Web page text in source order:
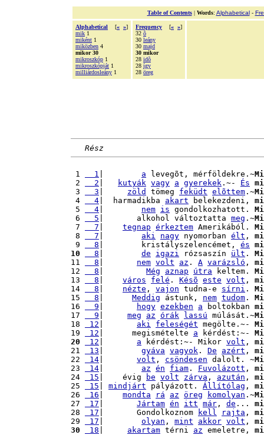
Table of Contents| Words: Alphabetical-
Alphabetical [« »]
mik 1
miként 1
miközben 4
mikor 30
mikroszkóp 1
mikroszkópját 1
milliárdosleány 1
Frequency [« »]
32 õ
30 leány
30 majd
30 mikor
28 idõ
28 így
28 öreg
Rész
1
  1
a levegõt, mérföldekre.~
2
  2
kutyák vagy a gyerekek .~- És
3
  3
zöld tömeg feküdt elõttem .~
4
  4
|  harmadikba akart belekezdeni,
5
  4
nem is gondolkozhatott.
6
  5
|       alkohol változtatta meg .~
7
  7
tegnap érkeztem Amerikából.
8
  7
aki nagy nyomorban élt ,
9
  8
|        kristályszelencémet, és
10
  8
de igazi rózsaszín ült .
11
  8
nem volt az . A varázsló ,
12
  8
Még aznap útra keltem.
13
  8
város felé . Késõ este volt ,
14
  8
nézte , vajon tudna-e sírni .
15
  8
Meddig ástunk, nem tudom .
16
  9
hogy ezekben a boltokban
17
  9
meg az órák lassú múlását.~
18
12 aki feleségét megölte.~-
19
12 |      megismételte a kérdést:~-
20
12 a kérdést:~- Mikor volt ,
21
13 gyáva vagyok . De azért ,
22
14 volt , csöndesen dalolt. ~
23
14 az én fiam . Fuvolázott ,
24
15 |    évig be volt zárva , azután ,
25
15 mindjárt pályázott. Állítólag ,
26
16 mondta rá az öreg komolyan .~
27
17 Jártam én itt már , de ...
28
17 |       Gondolkoznom kell rajta ,
29
17 olyan , mint akkor volt ,
30
18 akartam térni az emeletre,